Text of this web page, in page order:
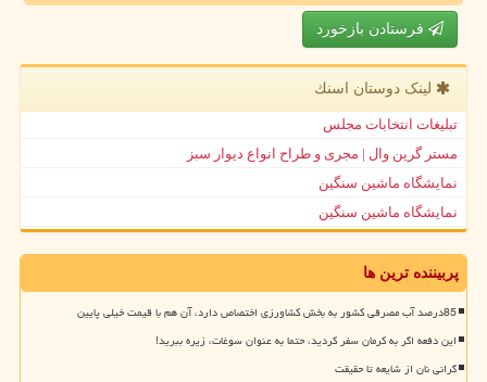
فرستادن بازخورد
لینک دوستان اسنك
تبلیغات انتخابات مجلس
مستر گرین وال | مجری و طراح انواع دیوار سبز
نمایشگاه ماشین سنگین
نمایشگاه ماشین سنگین
پربیننده ترین ها
85درصد آب مصرفی کشور به بخش کشاورزی اختصاص دارد، آن هم با قیمت خیلی پایین
این دفعه اگر به کرمان سفر کردید، حتما به عنوان سوغات، زیره ببرید!
گرانی نان از شایعه تا حقیقت